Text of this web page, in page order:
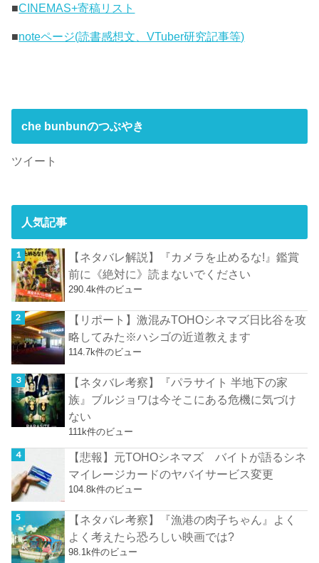
■CINEMAS+寄稿リスト
■noteページ(読書感想文、VTuber研究記事等)
che bunbunのつぶやき
ツイート
人気記事
【ネタバレ解説】『カメラを止めるな!』鑑賞
前に《絶対に》読まないでください
290.4k件のビュー
【リポート】激混みTOHOシネマズ日比谷を攻
略してみた※ハシゴの近道教えます
114.7k件のビュー
【ネタバレ考察】『パラサイト 半地下の家
族』ブルジョワは今そこにある危機に気づけ
ない
111k件のビュー
【悲報】元TOHOシネマズ バイトが語るシネ
マイレージカードのヤバイサービス変更
104.8k件のビュー
【ネタバレ考察】『漁港の肉子ちゃん』よく
よく考えたら恐ろしい映画では?
98.1k件のビュー